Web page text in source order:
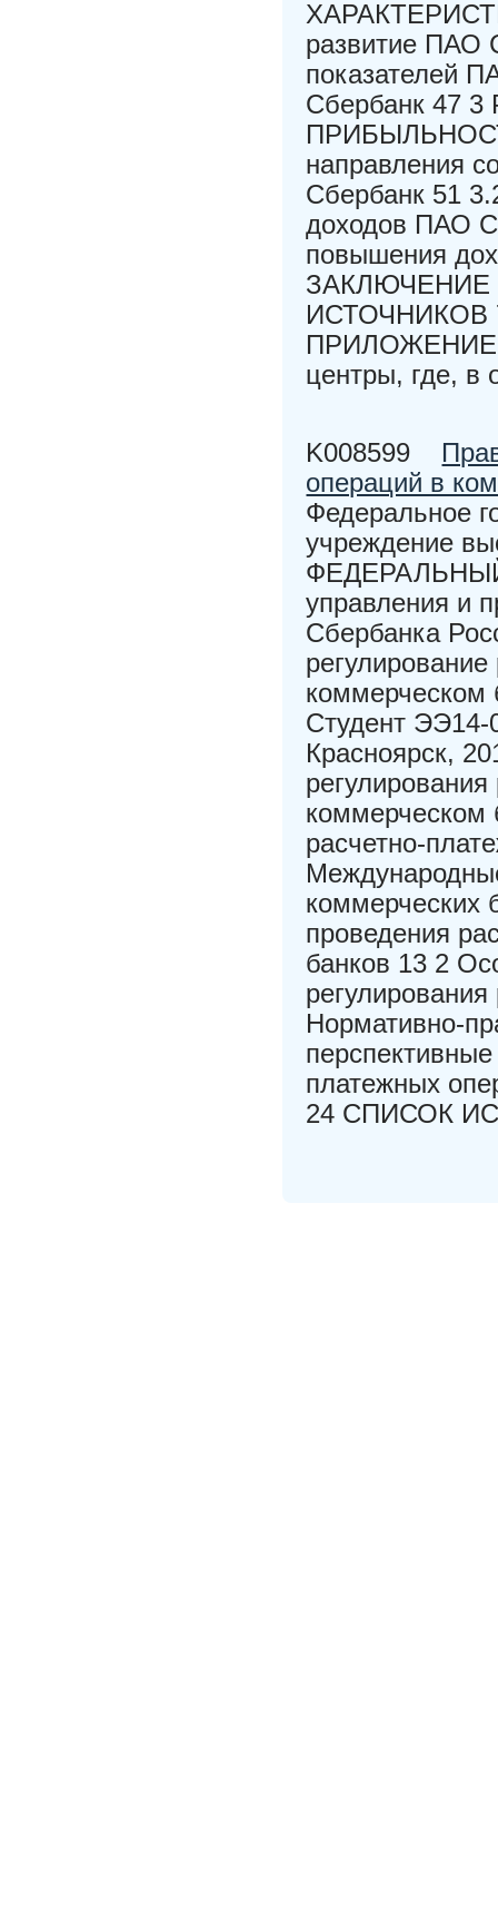
развитие ПАО
показателей
Сбербанк
направления
Сбербанк 51
доходов ПАО
повышения
ИСТОЧНИКОВ
ПРИЛОЖЕНИЕ
центры, где, в
K008599
операций в
Федеральное
учреждение
ФЕДЕРАЛЬНЫЙ
управления и
Сбербанка
коммерческом
Студент
Красноярск,
коммерческом
расчетно-
коммерческих
проведения
банков 13 2
Нормативно-
платежных
24 СПИСОК